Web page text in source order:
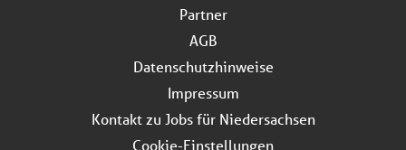
Partner
AGB
Datenschutzhinweise
Impressum
Kontakt zu Jobs für Niedersachsen
Cookie-Einstellungen